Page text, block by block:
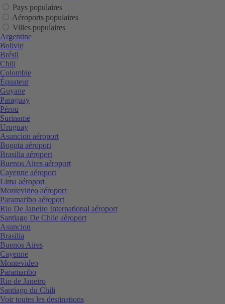
Pays populaires
Aéroports populaires
Villes populaires
Argentine
Bolivie
Brésil
Chili
Colombie
Équateur
Guyane
Paraguay
Pérou
Suriname
Uruguay
Asuncion aéroport
Bogota aéroport
Brasilia aéroport
Buenos Aires aéroport
Cayenne aéroport
Lima aéroport
Montevideo aéroport
Paramaribo aéroport
Rio De Janeiro International aéroport
Santiago De Chile aéroport
Asuncion
Brasilia
Buenos Aires
Cayenne
Montevideo
Paramaribo
Rio de Janeiro
Santiago du Chili
Voir toutes les destinations